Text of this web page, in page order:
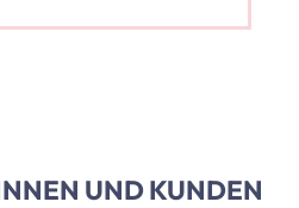
UND KUNDEN